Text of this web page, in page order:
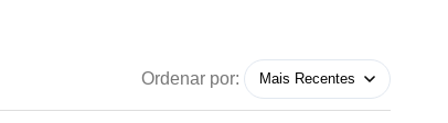
Ordenar por: